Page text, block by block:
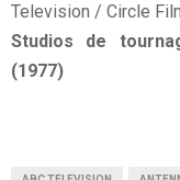
Television / Circle
Studios de
(1977)